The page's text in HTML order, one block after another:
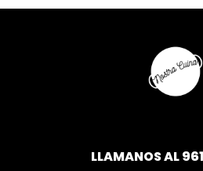
LLAMANOS AL